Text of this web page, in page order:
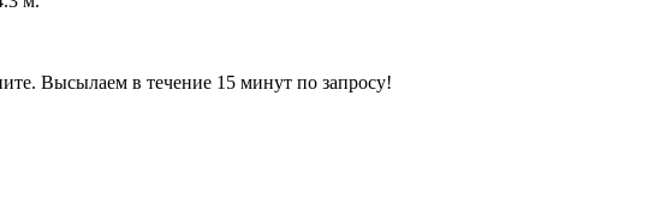
в течение 15 минут по запросу!